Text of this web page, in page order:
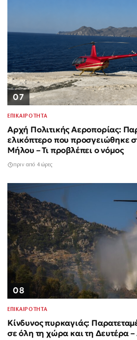
07
ΕΠΙΚΑΙΡΟΤΗΤΑ
Αρχή Πολιτικής Αεροπορίας:
ελικόπτερο που προσγειώθηκε
Μήλου – Τι προβλέπει ο νόμος
πριν από 4 ώρες
08
ΕΠΙΚΑΙΡΟΤΗΤΑ
Κίνδυνος πυρκαγιάς:
σε όλη τη χώρα και τη Δευτέρα –